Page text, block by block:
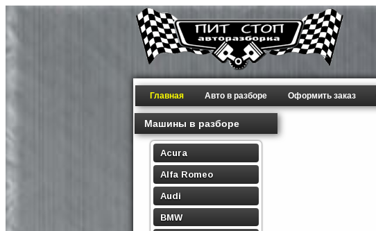
Главная Авто в разборе Оформить заказ
Машины в разборе
Acura
Alfa Romeo
Audi
BMW